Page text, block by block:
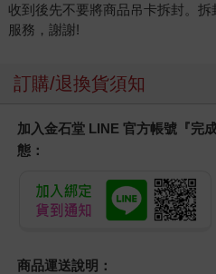
收到後先不要將商品吊卡拆封。
服務，謝謝!
訂購/退換貨須知
加入金石堂 LINE 官方帳號『完
態：
商品運送說明：